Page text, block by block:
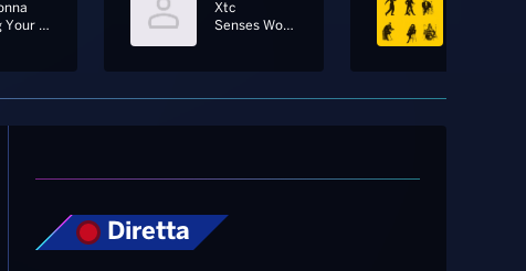
Bring Your Love [Radio Edit]
Xtc
Senses Working Overtime